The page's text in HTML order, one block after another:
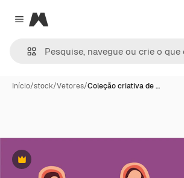
Close menu
Magnific
Início/stock/Vetores/Coleção criativa de …
Premium